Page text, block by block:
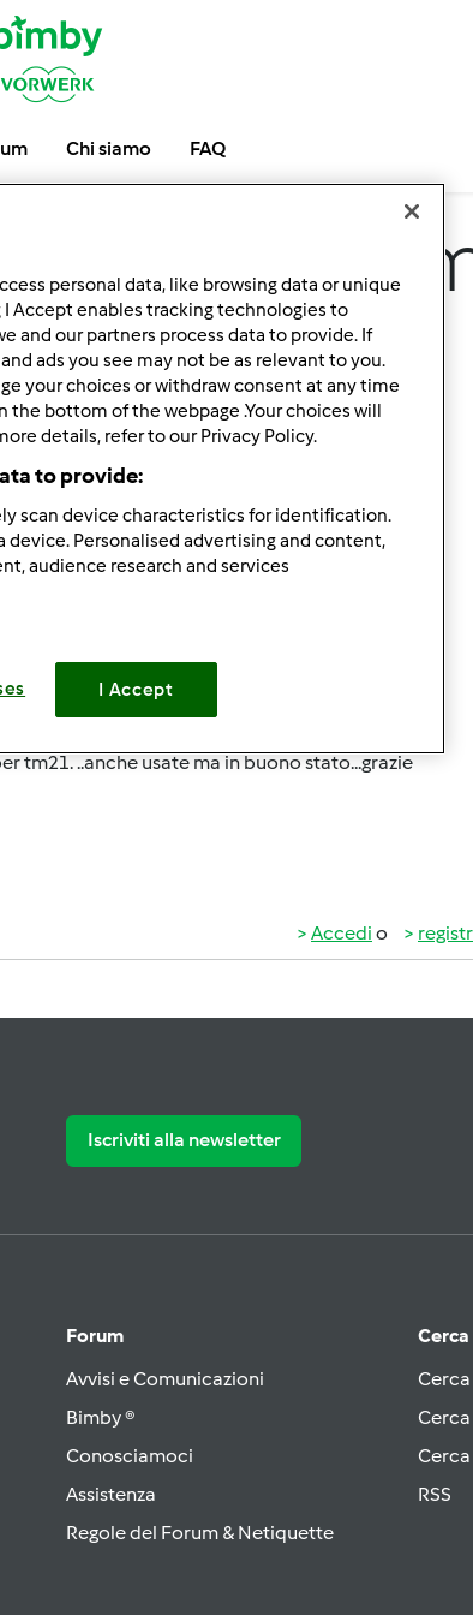
Chi siamo FAQ
coltelli
Risultati per pagina:
10
tm21. ..anche usate ma in buono stato...grazie
Accedi o
Iscriviti alla newsletter
Forum
Avvisi e Comunicazioni
Bimby ®
Conosciamoci
Assistenza
Regole del Forum & Netiquette
Cerca
RSS
personal data, like browsing data or unique
Accept enables tracking technologies to
and our partners process data to provide. If
ads you see may not be as relevant to you.
your choices or withdraw consent at any time
the bottom of the webpage .Your choices will
details, refer to our Privacy Policy.
to provide:
scan device characteristics for identification.
Personalised advertising and content,
audience research and services
I Accept